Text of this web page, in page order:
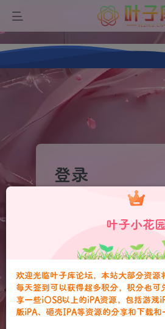
登录
登录密码
记住登录 找
登录
Warning : Undefined array key 0 in
/www/wwwroot/ios.yeziku.cn/wp-
content/plugins/zibll_Add_ons/core/
on line5
叶子小花
欢迎光临叶子库论坛，本站大部分资源
每天签到可以获得超多积分，积分也
享一些iOS8以上的iPA资源，包括游戏
版iPA、砸壳IPA等资源的分享和下载和